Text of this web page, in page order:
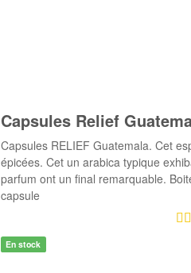
Capsules Relief
Capsules RELIEF Guatemala. Cet
épicées. Cet un arabica typique
parfum ont un final remarquable.
capsule
En stock